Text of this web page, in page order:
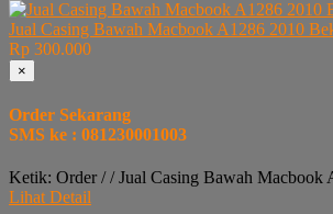
Jual Casing Bawah Macbook A1286 2010
Rp 300.000
×
Order Sekarang
SMS ke : 081230001003
Ketik: Order / / Jual Casing Bawah Macbook
Lihat Detail